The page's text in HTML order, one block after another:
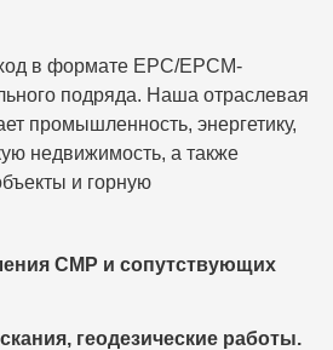
в формате EPC/EPCM-
подряда. Наша отраслевая
промышленность, энергетику,
недвижимость, а также
и горную
СМР и сопутствующих
геодезические работы.